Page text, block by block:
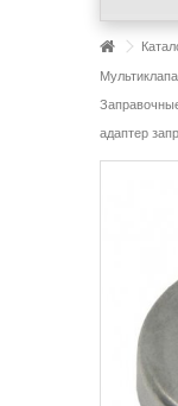
адаптер